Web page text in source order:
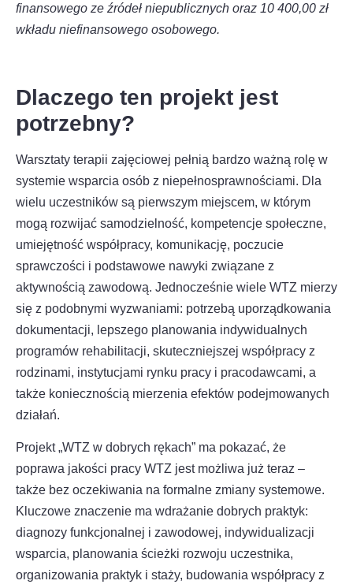
finansowego ze źródeł niepublicznych oraz 10 400,00 zł
wkładu niefinansowego osobowego.
Dlaczego ten projekt jest
potrzebny?
Warsztaty terapii zajęciowej pełnią bardzo ważną rolę w
systemie wsparcia osób z niepełnosprawnościami. Dla
wielu uczestników są pierwszym miejscem, w którym
mogą rozwijać samodzielność, kompetencje społeczne,
umiejętność współpracy, komunikację, poczucie
sprawczości i podstawowe nawyki związane z
aktywnością zawodową. Jednocześnie wiele WTZ mierzy
się z podobnymi wyzwaniami: potrzebą uporządkowania
dokumentacji, lepszego planowania indywidualnych
programów rehabilitacji, skuteczniejszej współpracy z
rodzinami, instytucjami rynku pracy i pracodawcami, a
także koniecznością mierzenia efektów podejmowanych
działań.
Projekt „WTZ w dobrych rękach” ma pokazać, że
poprawa jakości pracy WTZ jest możliwa już teraz –
także bez oczekiwania na formalne zmiany systemowe.
Kluczowe znaczenie ma wdrażanie dobrych praktyk:
diagnozy funkcjonalnej i zawodowej, indywidualizacji
wsparcia, planowania ścieżki rozwoju uczestnika,
organizowania praktyk i staży, budowania współpracy z